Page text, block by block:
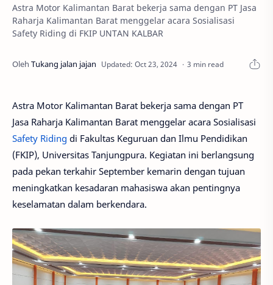
Astra Motor Kalimantan Barat bekerja sama dengan PT Jasa
Raharja Kalimantan Barat menggelar acara Sosialisasi
Safety Riding di FKIP UNTAN KALBAR
3 min read
Astra Motor Kalimantan Barat bekerja sama dengan PT
Jasa Raharja Kalimantan Barat menggelar acara Sosialisasi
Safety Riding di Fakultas Keguruan dan Ilmu Pendidikan
(FKIP), Universitas Tanjungpura. Kegiatan ini berlangsung
pada pekan terkahir September kemarin dengan tujuan
meningkatkan kesadaran mahasiswa akan pentingnya
keselamatan dalam berkendara.